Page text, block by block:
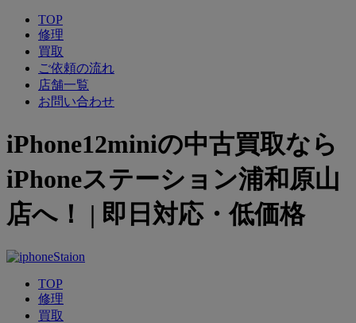
TOP
修理
買取
ご依頼の流れ
店舗一覧
お問い合わせ
iPhone12miniの中古買取なら
iPhoneステーション浦和原山
店へ！ | 即日対応・低価格
TOP
修理
買取